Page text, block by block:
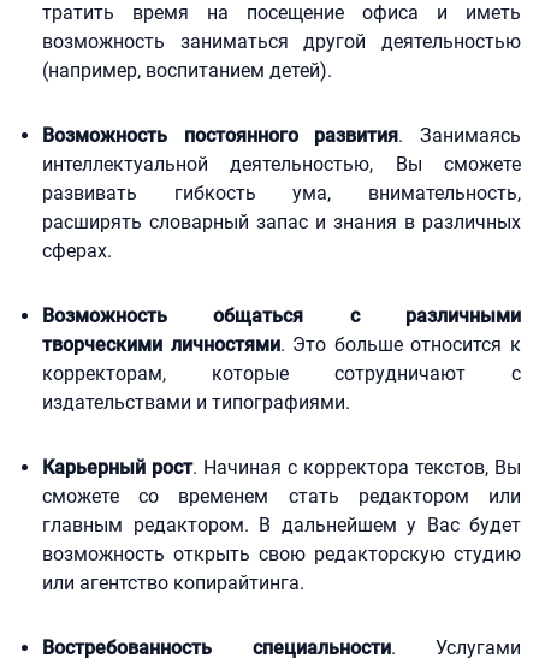
тратить время на посещение офиса и иметь
возможность заниматься другой деятельностью
(например, воспитанием детей).
Возможность постоянного развития. Занимаясь
интеллектуальной деятельностью, Вы сможете
развивать гибкость ума, внимательность,
расширять словарный запас и знания в различных
сферах.
Возможность общаться с различными
творческими личностями. Это больше относится к
корректорам, которые сотрудничают с
издательствами и типографиями.
Карьерный рост. Начиная с корректора текстов, Вы
сможете со временем стать редактором или
главным редактором. В дальнейшем у Вас будет
возможность открыть свою редакторскую студию
или агентство копирайтинга.
Востребованность специальности. Услугами